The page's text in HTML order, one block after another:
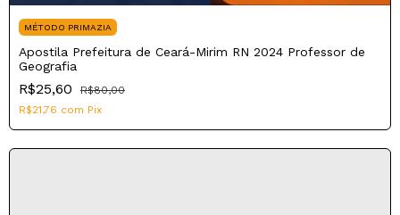
MÉTODO PRIMAZIA
Apostila Prefeitura de Ceará-Mirim RN 2024 Professor de
Geografia
R$25,60
R$80,00
R$21,76 com Pix